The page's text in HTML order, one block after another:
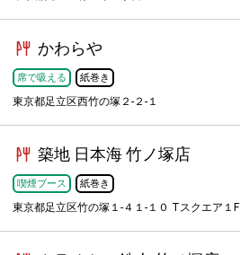
かわらや
席で吸える 紙巻き
東京都足立区西竹の塚２-２-１
築地 日本海 竹ノ塚店
喫煙ブース 紙巻き
東京都足立区竹の塚１-４１-１０ Tスクエア１F